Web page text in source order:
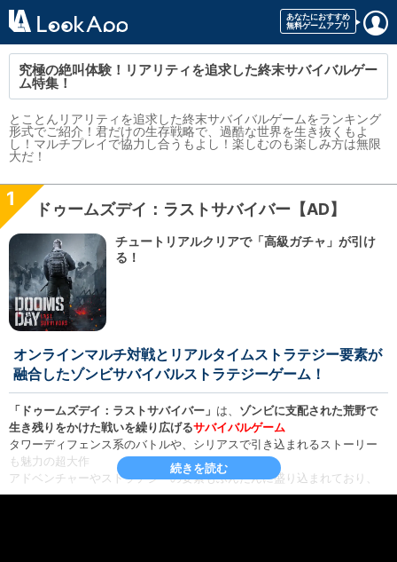
究極の絶叫体験！リアリティを追求した終末サバイバルゲー
ム特集！
とことんリアリティを追求した終末サバイバルゲームをランキング
形式でご紹介！君だけの生存戦略で、過酷な世界を生き抜くもよ
し！マルチプレイで協力し合うもよし！楽しむのも楽しみ方は無限
大だ！
1 ドゥームズデイ：ラストサバイバー【AD】
チュートリアルクリアで「高級ガチャ」が引け
る！
オンラインマルチ対戦とリアルタイムストラテジー要素が
融合したゾンビサバイバルストラテジーゲーム！
「ドゥームズデイ：ラストサバイバー」 は、 ゾンビに支配された荒野で
生き残りをかけた戦いを繰り広げるサバイバルゲーム
タワーディフェンス系のバトルや、シリアスで引き込まれるストーリー
も魅力の超大作
アドベンチャーやストラテジーの要素もふんだんに盛り込まれており、
プレイヤーを飽きさせないぞ！
続きを読む